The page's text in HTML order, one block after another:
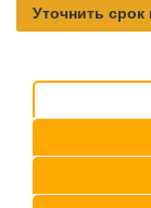
Уточнить срок